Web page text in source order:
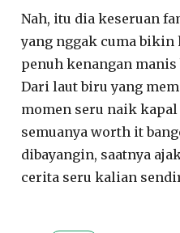
Nah, itu dia keseruan
yang nggak cuma bikin
penuh kenangan
Dari laut biru yang
momen seru naik
semuanya worth it
dibayangin, saatnya
cerita seru kalian